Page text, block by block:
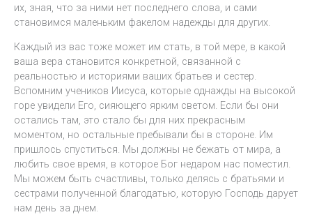
их, зная, что за ними нет последнего слова, и сами
становимся маленьким факелом надежды для других.
Каждый из вас тоже может им стать, в той мере, в какой
ваша вера становится конкретной, связанной с
реальностью и историями ваших братьев и сестер.
Вспомним учеников Иисуса, которые однажды на высокой
горе увидели Его, сияющего ярким светом. Если бы они
остались там, это стало бы для них прекрасным
моментом, но остальные пребывали бы в стороне. Им
пришлось спуститься. Мы должны не бежать от мира, а
любить свое время, в которое Бог недаром нас поместил.
Мы можем быть счастливы, только делясь с братьями и
сестрами полученной благодатью, которую Господь дарует
нам день за днем.